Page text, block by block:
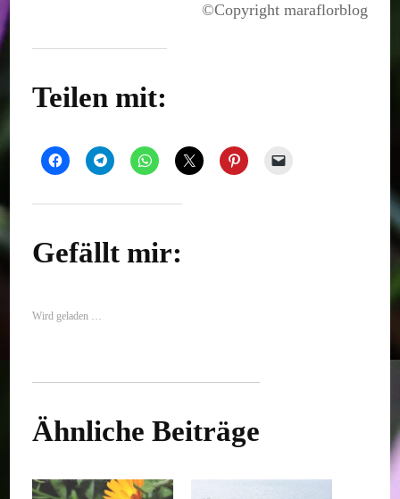
©Copyright maraflorblog
Teilen mit:
Gefällt mir:
Wird geladen …
Ähnliche Beiträge